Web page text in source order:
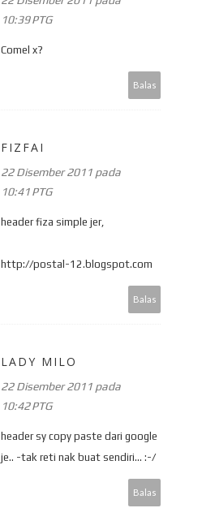
10:39 PTG
Comel x?
Balas
FIZFAI
22 Disember 2011 pada
10:41 PTG
header fiza simple jer,
http://postal-12.blogspot.com
Balas
LADY MILO
22 Disember 2011 pada
10:42 PTG
header sy copy paste dari google
je.. -tak reti nak buat sendiri... :-/
Balas